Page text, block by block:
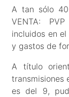
A tan sólo
VENTA:
incluidos en
y gastos de
A título
transmisiones
es del 9,